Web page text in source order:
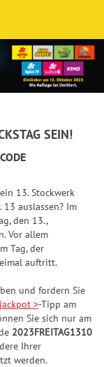
SEIN!
13. Stockwerk
auslassen? Im
den 13.,
Vor allem
Tag, der
auftritt.
und fordern Sie
>-Tipp am
Sie sich nur am
2023FREITAG1310
Ihrer
werden.